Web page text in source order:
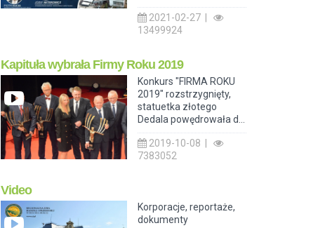
2021-02-27 |
13499924
Kapituła wybrała Firmy Roku 2019
Konkurs "FIRMA ROKU
2019" rozstrzygnięty,
statuetka złotego
Dedala powędrowała d...
2019-10-08 |
7383052
Video
Korporacje, reportaże,
dokumenty